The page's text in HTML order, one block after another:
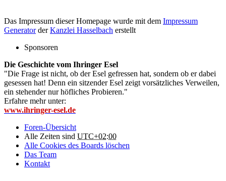
Das Impressum dieser Homepage wurde mit dem Impressum
GeneratorderKanzlei Hasselbach erstellt
Sponsoren
Die Geschichte vom Ihringer Esel
"Die Frage ist nicht, ob der Esel gefressen hat, sondern ob er dabei
gesessen hat! Denn ein sitzender Esel zeigt vorsätzliches Verweilen,
ein stehender nur höfliches Probieren."
Erfahre mehr unter:
www.ihringer-esel.de
Foren-Übersicht
Alle Zeiten sind UTC+02:00
Alle Cookies des Boards löschen
Das Team
Kontakt